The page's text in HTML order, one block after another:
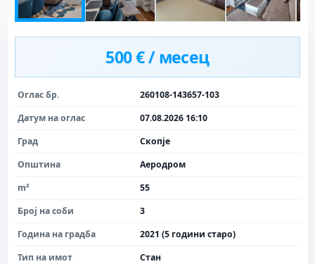
500 € / месец
Оглас бр.
260108-143657-103
Датум на оглас
07.08.2026 16:10
Град
Скопје
Општина
Аеродром
m²
55
Број на соби
3
Година на градба
2021 (5 години старо)
Тип на имот
Стан